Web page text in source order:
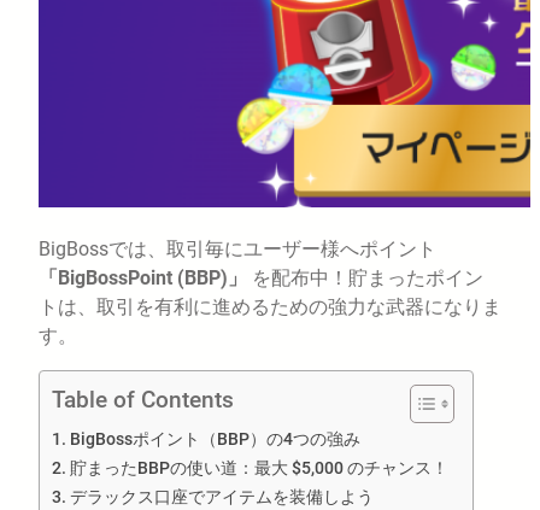
BigBossでは、取引毎にユーザー様へポイント
「BigBossPoint (BBP)」
を配布中！貯まったポイン
トは、取引を有利に進めるための強力な武器になりま
す。
Table of Contents
BigBossポイント（BBP）の4つの強み
貯まったBBPの使い道：最大 $5,000 のチャンス！
デラックス口座でアイテムを装備しよう